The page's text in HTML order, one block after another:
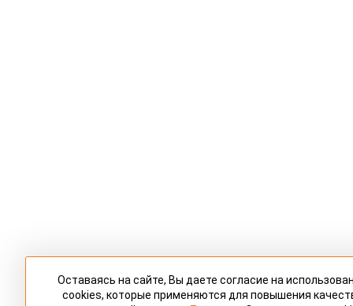
Оставаясь на сайте, Вы даете согласие на
cookies, которые применяются для повышения